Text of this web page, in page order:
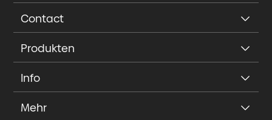
Contact
Produkten
Info
Mehr